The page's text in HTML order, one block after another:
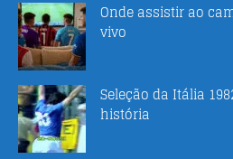
Onde assistir ao
vivo
Seleção da Itália
história